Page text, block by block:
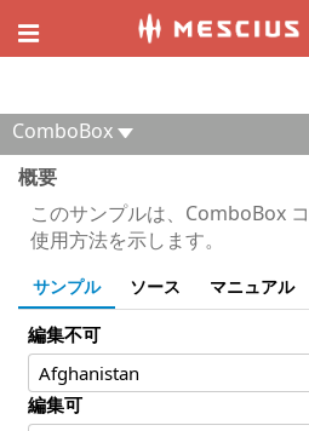
ComboBox
概要
このサンプルは、ComboBox
使用方法を示します。
サンプル ソース マニュアル
編集不可
編集可